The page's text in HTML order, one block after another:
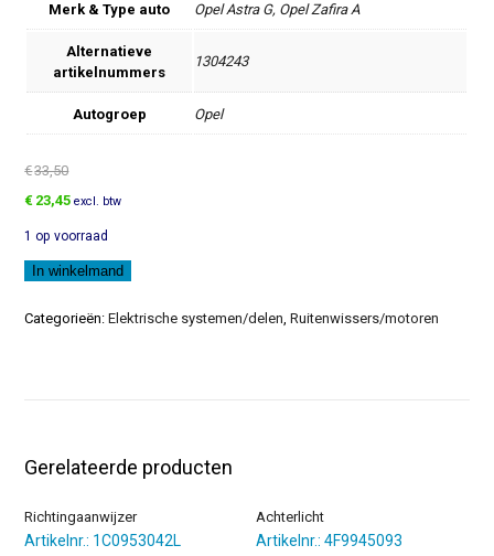
Merk & Type auto Opel Astra G, Opel Zafira A
Alternatieve
artikelnummers
1304243
Autogroep Opel
€33,50
Oorspronkelijke
was:
€33,50.
€ 23,45Huidige
is:
€23,45.
excl. btw
1 op voorraad
Expansietank
Koelvloeistof
In winkelmand
Categorieën:Elektrische systemen/delen,Ruitenwissers/motoren
Gerelateerde producten
Richtingaanwijzer
Artikelnr.: 1C0953042L
Achterlicht
Artikelnr.: 4F9945093